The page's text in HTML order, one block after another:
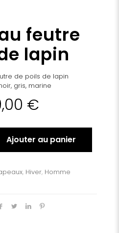
feutre
lapin
de poils de lapin
gris, marine
€
Ajouter au panier
, Hiver, Homme